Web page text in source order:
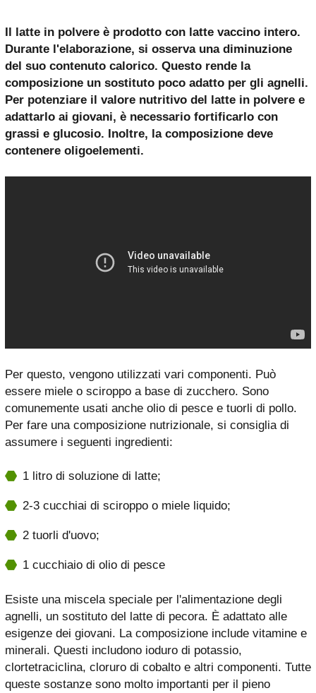
Il latte in polvere è prodotto con latte vaccino intero.
Durante l'elaborazione, si osserva una diminuzione
del suo contenuto calorico. Questo rende la
composizione un sostituto poco adatto per gli agnelli.
Per potenziare il valore nutritivo del latte in polvere e
adattarlo ai giovani, è necessario fortificarlo con
grassi e glucosio. Inoltre, la composizione deve
contenere oligoelementi.
Per questo, vengono utilizzati vari componenti. Può
essere miele o sciroppo a base di zucchero. Sono
comunemente usati anche olio di pesce e tuorli di pollo.
Per fare una composizione nutrizionale, si consiglia di
assumere i seguenti ingredienti:
1 litro di soluzione di latte;
2-3 cucchiai di sciroppo o miele liquido;
2 tuorli d'uovo;
1 cucchiaio di olio di pesce
Esiste una miscela speciale per l'alimentazione degli
agnelli, un sostituto del latte di pecora. È adattato alle
esigenze dei giovani. La composizione include vitamine e
minerali. Questi includono ioduro di potassio,
clortetraciclina, cloruro di cobalto e altri componenti. Tutte
queste sostanze sono molto importanti per il pieno